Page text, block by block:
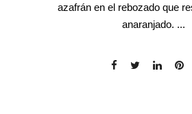
azafrán en el rebozado que
anaranjado. ...